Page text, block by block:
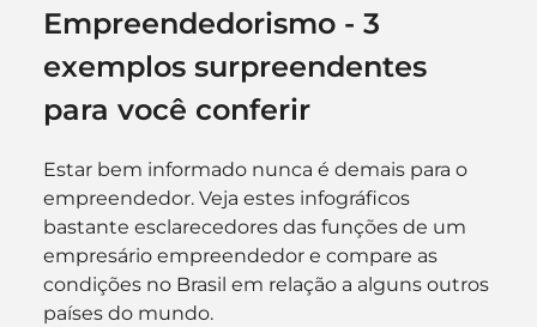
Empreendedorismo - 3
exemplos surpreendentes
para você conferir
Estar bem informado nunca é demais para o
empreendedor. Veja estes infográficos
bastante esclarecedores das funções de um
empresário empreendedor e compare as
condições no Brasil em relação a alguns outros
países do mundo.